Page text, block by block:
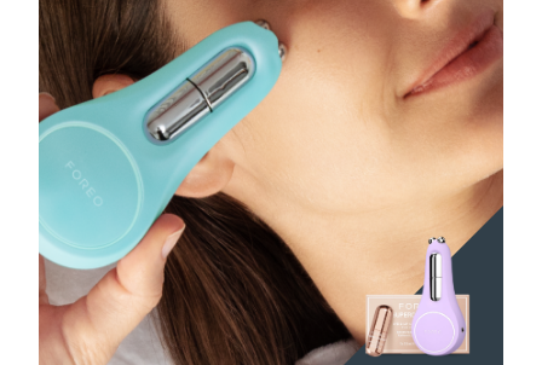
泰国 预计送达日期 8/14/26
土耳其 预计送达日期
阿拉伯联合酋长国 预计送达日期8/11/26
8/10/26
美国 预计送达日期 8/11/26
乌兹别克斯坦 预计送达日期8/15/26